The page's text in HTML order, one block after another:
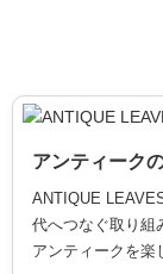
アンティーク
ANTIQUE
代へつなぐ取り組
アンティークを楽